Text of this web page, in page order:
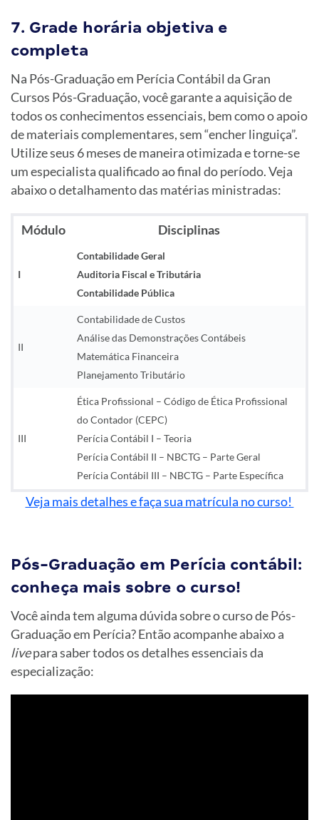
7. Grade horária objetiva e
completa
Na Pós-Graduação em Perícia Contábil da Gran
Cursos Pós-Graduação, você garante a aquisição de
todos os conhecimentos essenciais, bem como o apoio
de materiais complementares, sem “encher linguiça”.
Utilize seus 6 meses de maneira otimizada e torne-se
um especialista qualificado ao final do período. Veja
abaixo o detalhamento das matérias ministradas:
Módulo Disciplinas
I
Contabilidade Geral
Auditoria Fiscal e Tributária
Contabilidade Pública
II
Contabilidade de Custos
Análise das Demonstrações Contábeis
Matemática Financeira
Planejamento Tributário
III
Ética Profissional – Código de Ética Profissional
do Contador (CEPC)
Perícia Contábil I – Teoria
Perícia Contábil II – NBCTG – Parte Geral
Perícia Contábil III – NBCTG – Parte Específica
Veja mais detalhes e faça sua matrícula no curso!
Pós-Graduação em Perícia contábil:
conheça mais sobre o curso!
Você ainda tem alguma dúvida sobre o curso de Pós-
Graduação em Perícia? Então acompanhe abaixo a
livepara saber todos os detalhes essenciais da
especialização: